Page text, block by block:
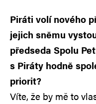
Piráti volí nového
jejich sněmu
předseda Spolu
s Piráty hodně
priorit?
Víte, že by mě to